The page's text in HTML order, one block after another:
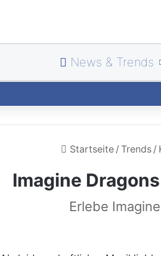
News & Trends
Startseite / Trends /
Imagine
Erlebe